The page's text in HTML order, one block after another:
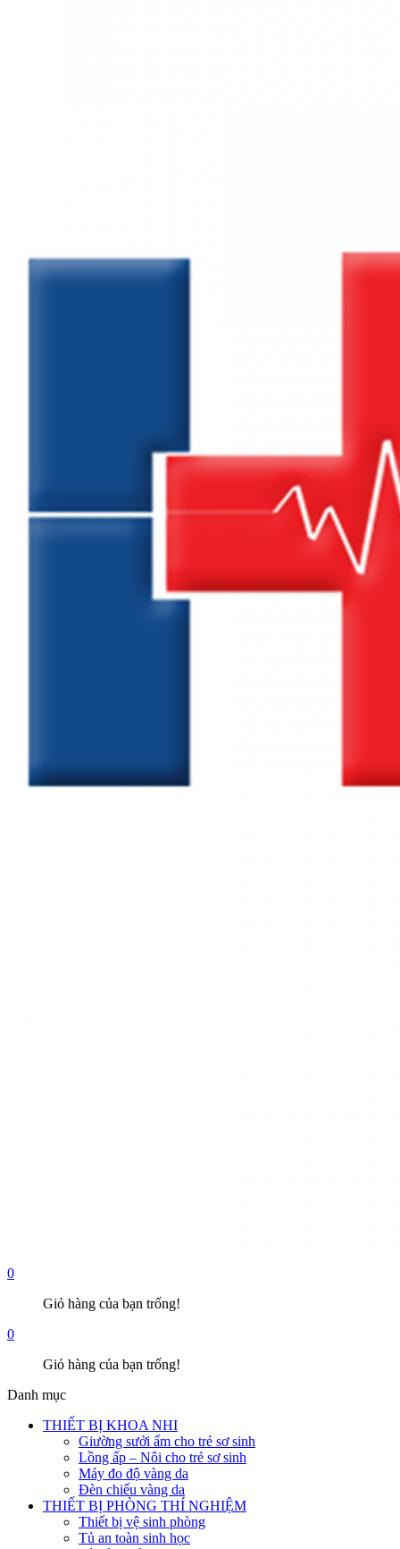
0
Giỏ hàng của bạn trống!
0
Giỏ hàng của bạn trống!
Danh mục
THIẾT BỊ KHOA NHI
Giường sưởi ấm cho trẻ sơ sinh
Lồng ấp – Nôi cho trẻ sơ sinh
Máy đo độ vàng da
Đèn chiếu vàng da
THIẾT BỊ PHÒNG THÍ NGHIỆM
Thiết bị vệ sinh phòng
Tủ an toàn sinh học